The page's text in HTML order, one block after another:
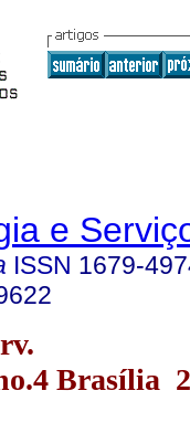
e
ISSN 1679-
Brasília